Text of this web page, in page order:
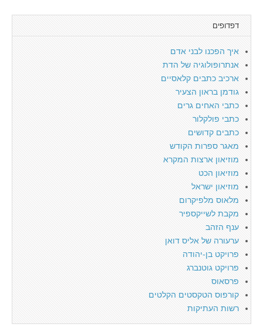
דפדופים
איך הפכנו לבני אדם
אנתרופולוגיה של הדת
ארכיב כתבים קלאסיים
גודמן בראון הצעיר
כתבי האחים גרים
כתבי פולקלור
כתבים קדושים
מאגר ספרות הקודש
מוזיאון ארצות המקרא
מוזיאון הכט
מוזיאון ישראל
מלאוס מלפיקרום
מקבת לשייקספיר
ענף הזהב
ערעורה של אליס דואן
פרויקט בן-יהודה
פרויקט גוטנברג
פרסאוס
קורפוס הטקסטים הקלטים
רשות העתיקות